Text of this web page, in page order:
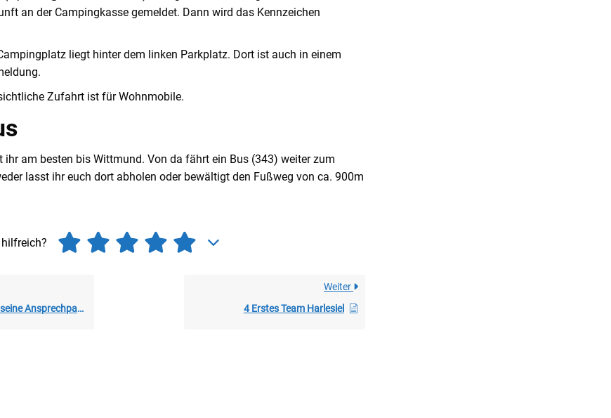
an der Campingkasse gemeldet. Dann wird das Kennzeichen
liegt hinter dem linken Parkplatz. Dort ist auch in einem
Zufahrt ist für Wohnmobile.
ihr am besten bis Wittmund. Von da fährt ein Bus (343) weiter zum
lasst ihr euch dort abholen oder bewältigt den Fußweg von ca. 900m
Ansprechpartner
Weiter
4 Erstes Team Harlesiel